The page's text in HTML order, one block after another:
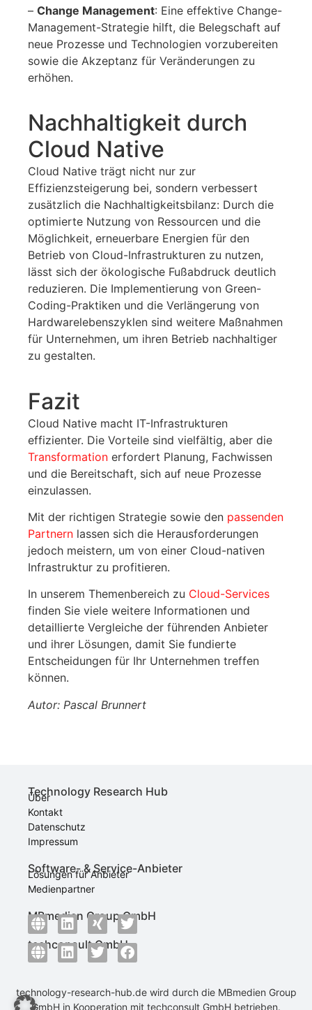
– Change Management: Eine effektive Change-
Management-Strategie hilft, die Belegschaft auf
neue Prozesse und Technologien vorzubereiten
sowie die Akzeptanz für Veränderungen zu
erhöhen.
Nachhaltigkeit durch
Cloud Native
Cloud Native trägt nicht nur zur
Effizienzsteigerung bei, sondern verbessert
zusätzlich die Nachhaltigkeitsbilanz: Durch die
optimierte Nutzung von Ressourcen und die
Möglichkeit, erneuerbare Energien für den
Betrieb von Cloud-Infrastrukturen zu nutzen,
lässt sich der ökologische Fußabdruck deutlich
reduzieren. Die Implementierung von Green-
Coding-Praktiken und die Verlängerung von
Hardwarelebenszyklen sind weitere Maßnahmen
für Unternehmen, um ihren Betrieb nachhaltiger
zu gestalten.
Fazit
Cloud Native macht IT-Infrastrukturen
effizienter. Die Vorteile sind vielfältig, aber die
Transformation erfordert Planung, Fachwissen
und die Bereitschaft, sich auf neue Prozesse
einzulassen.
Mit der richtigen Strategie sowie den passenden
Partnern lassen sich die Herausforderungen
jedoch meistern, um von einer Cloud-nativen
Infrastruktur zu profitieren.
In unserem Themenbereich zu Cloud-Services
finden Sie viele weitere Informationen und
detaillierte Vergleiche der führenden Anbieter
und ihrer Lösungen, damit Sie fundierte
Entscheidungen für Ihr Unternehmen treffen
können.
Autor: Pascal Brunnert
Technology Research Hub
Über
Kontakt
Datenschutz
Impressum
Software- & Service-Anbieter
Lösungen für Anbieter
Medienpartner
MBmedien Group GmbH
techconsult GmbH
technology-research-hub.de wird durch die MBmedien Group
GmbH in Kooperation mit techconsult GmbH betrieben.